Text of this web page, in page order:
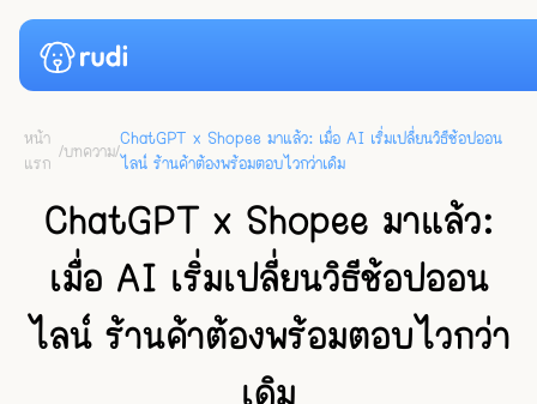
ผลงาน
ราคาแพ็คเกจ
ข่าวสาร
แหล่งข้อมูล
หน้า
แรก /บทความ/ChatGPT x Shopee มาแล้ว: เมื่อ AI เริ่มเปลี่ยนวิธีช้อปออน
ไลน์ ร้านค้าต้องพร้อมตอบไวกว่าเดิม
ChatGPT x Shopee มาแล้ว:
เมื่อ AI เริ่มเปลี่ยนวิธีช้อปออน
ไลน์ ร้านค้าต้องพร้อมตอบไวกว่า
เดิม